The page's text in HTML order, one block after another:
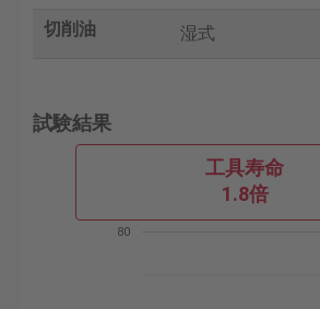
切削油 湿式
試験結果
工具寿命
1.8倍
80